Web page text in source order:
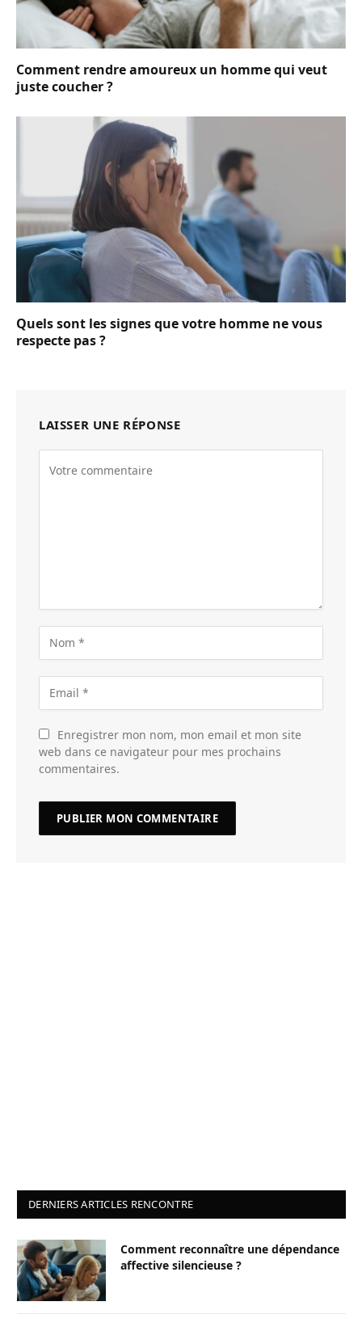
Comment rendre amoureux un homme qui veut
juste coucher ?
Quels sont les signes que votre homme ne vous
respecte pas ?
LAISSER UNE RÉPONSE
Enregistrer mon nom, mon email et mon site
web dans ce navigateur pour mes prochains
commentaires.
DERNIERS ARTICLES RENCONTRE
Comment reconnaître une dépendance
affective silencieuse ?